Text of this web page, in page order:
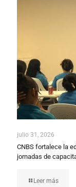
julio 31, 2026
CNBS fortalece la
jornadas de
Leer más